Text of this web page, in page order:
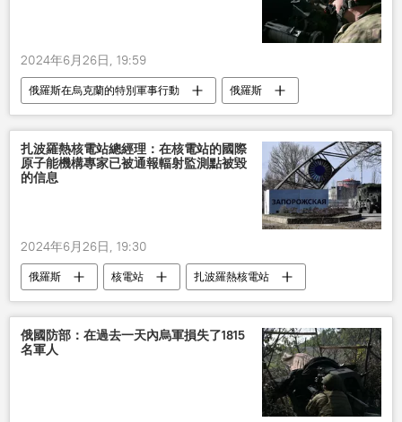
2024年6月26日, 19:59
俄羅斯在烏克蘭的特別軍事行動
俄羅斯
俄國防部
扎波羅熱核電站總經理：在核電站的國際
原子能機構專家已被通報輻射監測點被毀
的信息
2024年6月26日, 19:30
俄羅斯 核電站 扎波羅熱核電站
俄國防部：在過去一天內烏軍損失了1815
名軍人